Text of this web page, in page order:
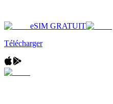
eSIM GRATUIT
Télécharger